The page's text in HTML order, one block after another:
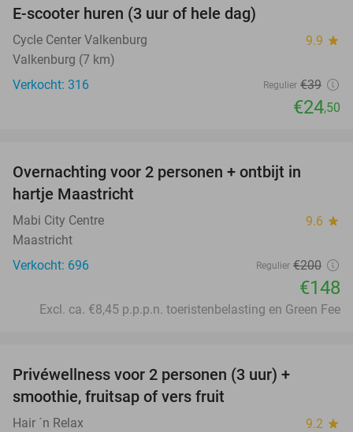
E-scooter huren (3 uur of hele dag)
Cycle Center Valkenburg 9.9 star
Valkenburg (7 km)
Verkocht: 316
Regulier €39
€24,50
Overnachting voor 2 personen + ontbijt in
hartje Maastricht
Mabi City Centre 9.6 star
Maastricht
Verkocht: 696
Regulier €200
€148
Excl. ca. €8,45 p.p.p.n. toeristenbelasting en Green Fee
Privéwellness voor 2 personen (3 uur) +
smoothie, fruitsap of vers fruit
Hair ´n Relax 9.2 star